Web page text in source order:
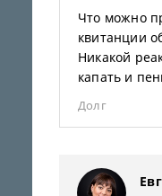
Что можно
квитанции
Никакой
капать и
Долг